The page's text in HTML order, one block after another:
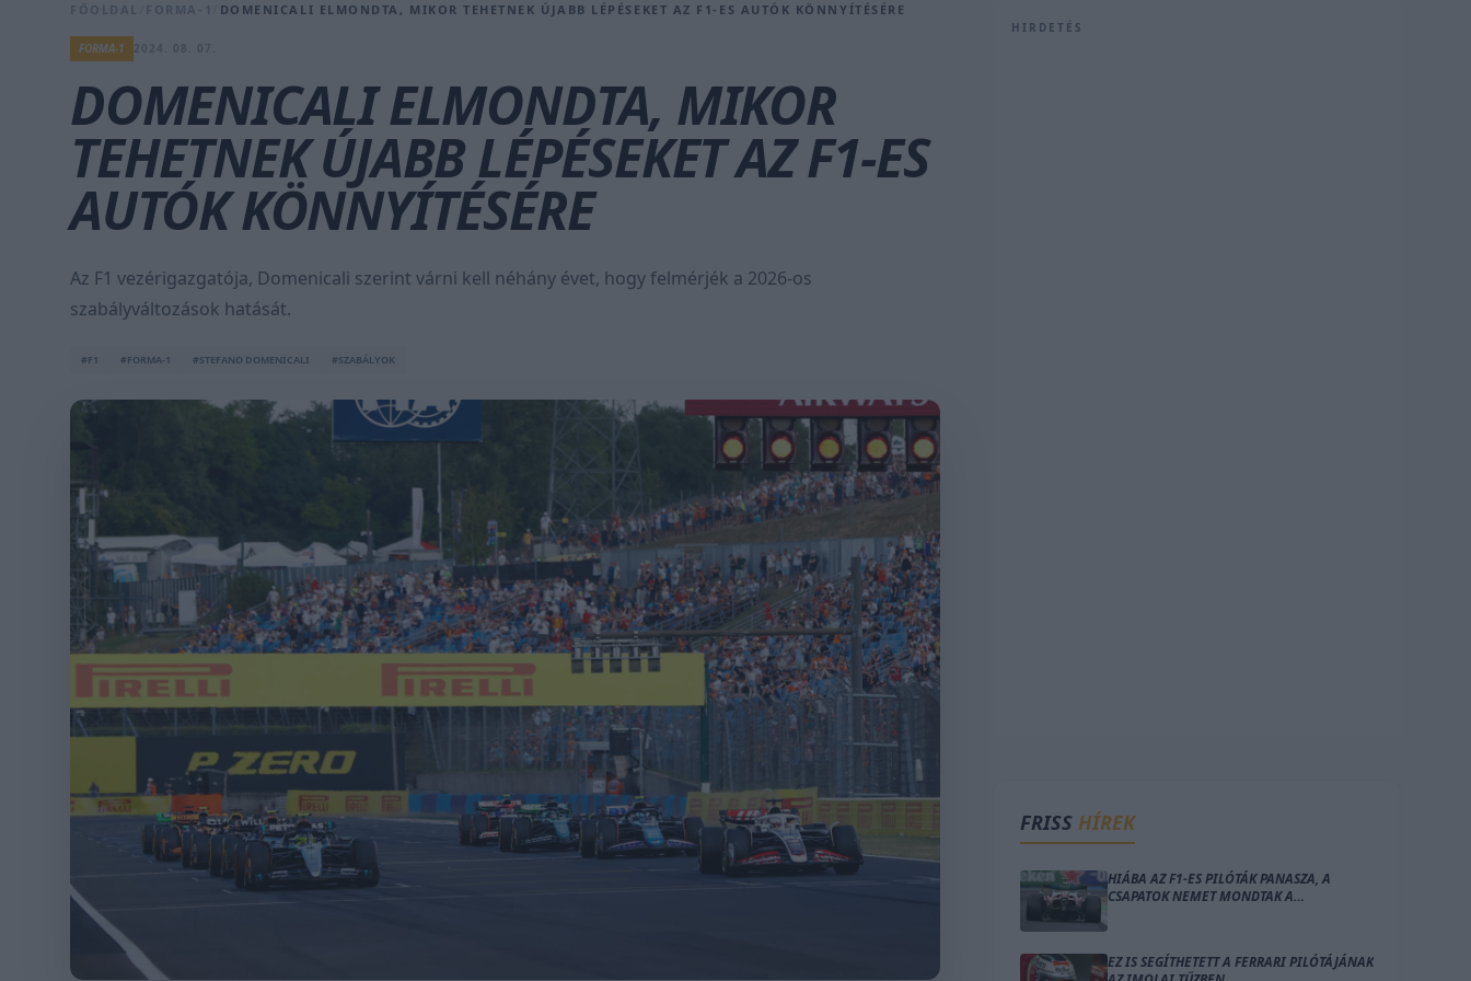
FŐOLDAL FORMA-1 DOMENICALI ELMONDTA, MIKOR TEHETNEK ÚJABB LÉPÉSEKET AZ F1-ES AUTÓK KÖNNYÍTÉSÉRE
FORMA-1
DOMENICALI ELMONDTA, MIKOR
TEHETNEK ÚJABB LÉPÉSEKET AZ F1-ES
AUTÓK KÖNNYÍTÉSÉRE
Az F1 vezérigazgatója, Domenicali szerint várni kell néhány évet, hogy felmérjék a 2026-os
szabályváltozások hatását.
#F1 #FORMA-1 #STEFANO DOMENICALI #SZABÁLYOK
HIRDETÉS
FRISS HÍREK
HIÁBA AZ F1-ES PILÓTÁK PANASZA, A
CSAPATOK NEMET MONDTAK A
EZ IS SEGÍTHETETT A FERRARI PILÓTÁJÁNAK